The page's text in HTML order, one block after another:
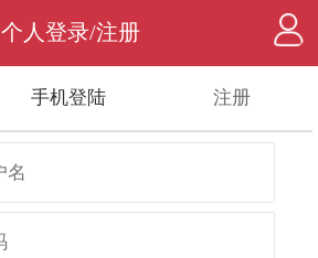
个人登录/注册
手机登陆 注册